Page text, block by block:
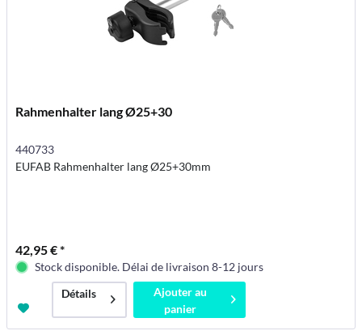
Rahmenhalter lang Ø25+30
440733
EUFAB Rahmenhalter lang Ø25+30mm
42,95 € *
Stock disponible. Délai de livraison 8-12 jours
Détails
Ajouter au
panier